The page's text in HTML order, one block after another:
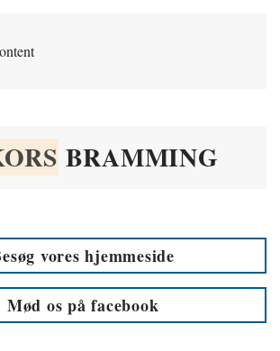
BRAMMING
vores hjemmeside
Mød os på facebook